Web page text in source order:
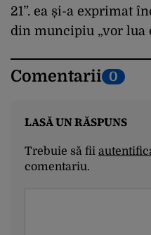
21”. ea și-a exprimat
din muncipiu „vor lua
Comentarii 0
LASĂ UN RĂSPUNS
Trebuie să fii
comentariu.